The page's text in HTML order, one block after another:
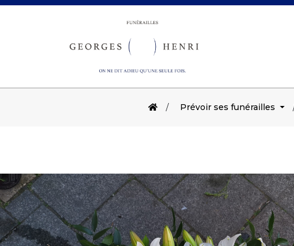
Prévoir ses funérailles